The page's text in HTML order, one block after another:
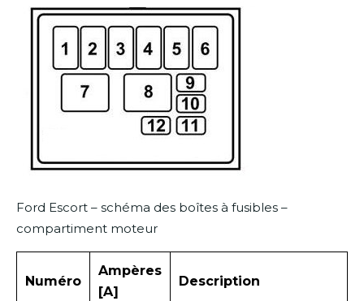
Ford Escort – schéma des boîtes à fusibles –
compartiment moteur
Numéro
Ampères
[A]
Description